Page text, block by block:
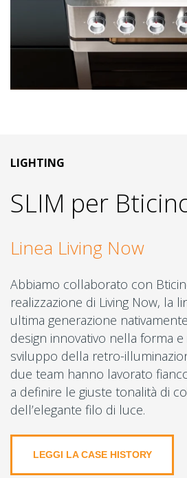
LIGHTING
SLIM per
Linea Living Now
Abbiamo collaborato con
realizzazione di Living Now, la
ultima generazione
design innovativo nella forma
sviluppo della retro-
due team hanno lavorato
a definire le giuste tonalità di
dell’elegante filo di luce.
LEGGI LA CASE HISTORY